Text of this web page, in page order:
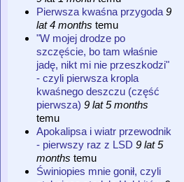
Pierwsza kwaśna przygoda 9
lat 4 months temu
"W mojej drodze po
szczęście, bo tam właśnie
jadę, nikt mi nie przeszkodzi"
- czyli pierwsza kropla
kwaśnego deszczu (część
pierwsza) 9 lat 5 months
temu
Apokalipsa i wiatr przewodnik
- pierwszy raz z LSD 9 lat 5
months temu
Świniopies mnie gonił, czyli